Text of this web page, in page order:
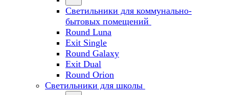
Светильники для коммунально-
бытовых помещений
Round Luna
Exit Single
Round Galaxy
Exit Dual
Round Orion
Светильники для школы